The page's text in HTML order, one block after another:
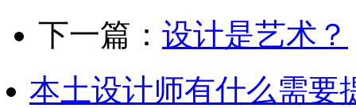
下一篇： 设计是艺术？
本土设计师有什么需要